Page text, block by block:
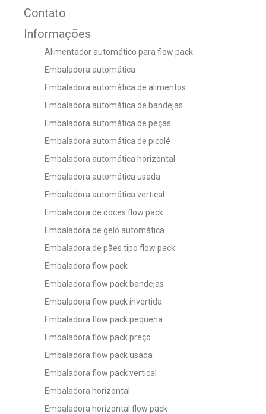
Contato
Informações
Alimentador automático para flow pack
Embaladora automática
Embaladora automática de alimentos
Embaladora automática de bandejas
Embaladora automática de peças
Embaladora automática de picolé
Embaladora automática horizontal
Embaladora automática usada
Embaladora automática vertical
Embaladora de doces flow pack
Embaladora de gelo automática
Embaladora de pães tipo flow pack
Embaladora flow pack
Embaladora flow pack bandejas
Embaladora flow pack invertida
Embaladora flow pack pequena
Embaladora flow pack preço
Embaladora flow pack usada
Embaladora flow pack vertical
Embaladora horizontal
Embaladora horizontal flow pack